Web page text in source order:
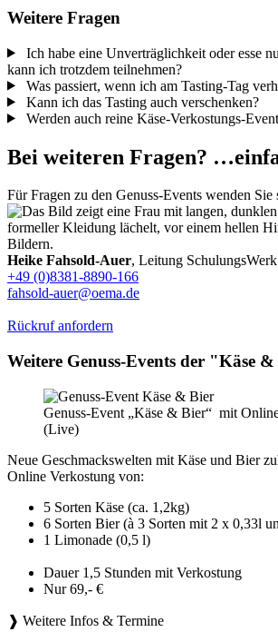
Weitere Fragen
Ich habe eine Unverträglichkeit oder esse
kann ich trotzdem teilnehmen?
Was passiert, wenn ich am Tasting-Tag
Kann ich das Tasting auch verschenken?
Werden auch reine Käse-Verkostungs-
Bei weiteren Fragen?
Für Fragen zu den Genuss-Events wenden Sie
Heike Fahsold-Auer, Leitung SchulungsWerk
+49 (0)8381-8890-166
fahsold-auer@oema.de
Rückruf anfordern
Weitere Genuss-Events der "Käse
Genuss-Event „Käse & Bier“ mit
(Live)
Neue Geschmackswelten mit Käse und Bier
Online Verkostung von:
5 Sorten Käse (ca. 1,2kg)
6 Sorten Bier (à 3 Sorten mit 2 x 0,33l
1 Limonade (0,5 l)
Dauer 1,5 Stunden mit Verkostung
Nur 69,- €
❱ Weitere Infos & Termine